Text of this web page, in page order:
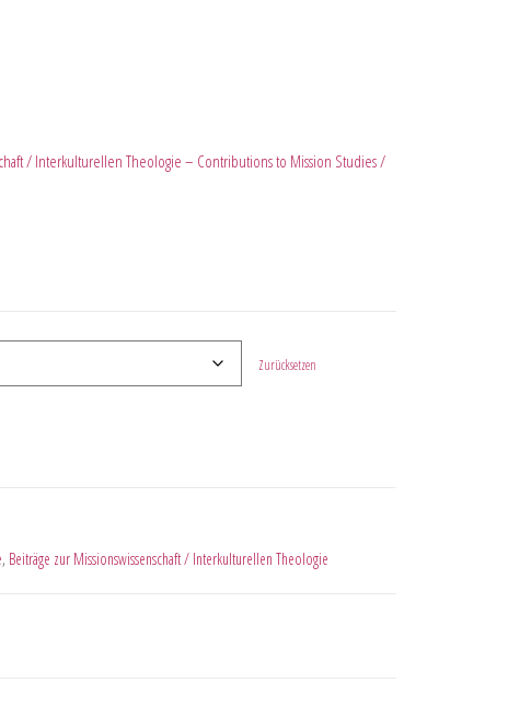
/ Interkulturellen Theologie – Contributions to Mission Studies /
Zurücksetzen
, Beiträge zur Missionswissenschaft / Interkulturellen Theologie